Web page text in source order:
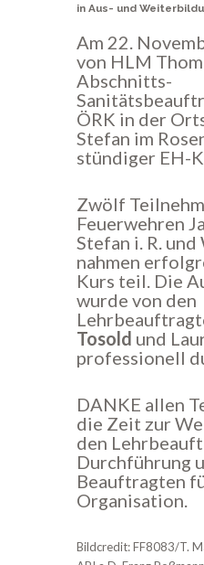
in Aus- und
Am 22.
von HLM
Abschnitts-
ÖRK in der
Stefan im
stündiger EH-
Zwölf
Feuerwehren
Stefan i. R.
nahmen
Kurs teil. Die
wurde von den
Tosold und
professionell
DANKE allen
die Zeit zur
den
Durchführung
Beauftragten
Organisation.
Bildcredit: FF8083/T.